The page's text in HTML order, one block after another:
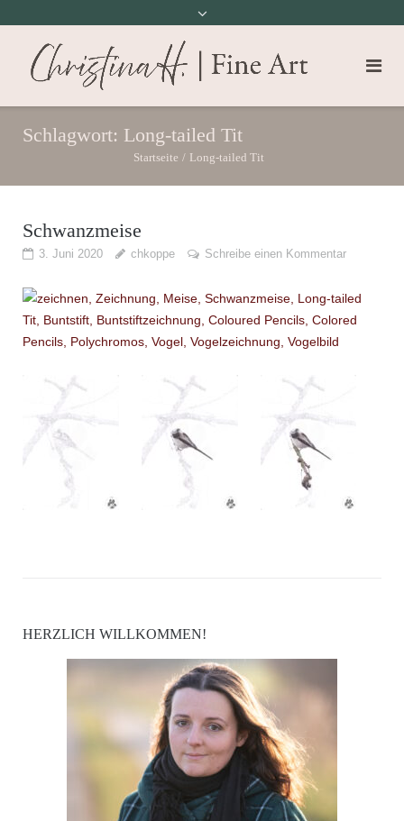
Schlagwort: Long-tailed Tit
Startseite / Long-tailed Tit
Schwanzmeise
3. Juni 2020 chkoppe Schreibe einen Kommentar
HERZLICH WILLKOMMEN!